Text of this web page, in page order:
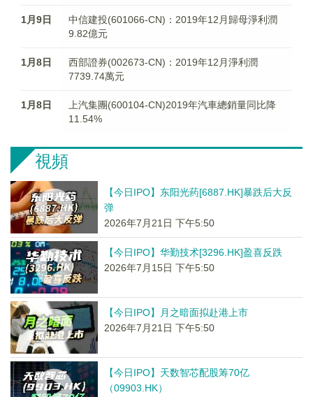
1月9日
中信建投(601066-CN)：2019年12月歸母淨利潤
9.82億元
1月8日
西部證券(002673-CN)：2019年12月淨利潤
7739.74萬元
1月8日
上汽集團(600104-CN)2019年汽車總銷量同比降
11.54%
視頻
【今日IPO】东阳光药[6887.HK]暴跌后大反
弹
2026年7月21日 下午5:50
【今日IPO】华勤技术[3296.HK]盈喜反跌
2026年7月15日 下午5:50
【今日IPO】月之暗面拟赴港上市
2026年7月21日 下午5:50
【今日IPO】天数智芯配股筹70亿
（09903.HK）